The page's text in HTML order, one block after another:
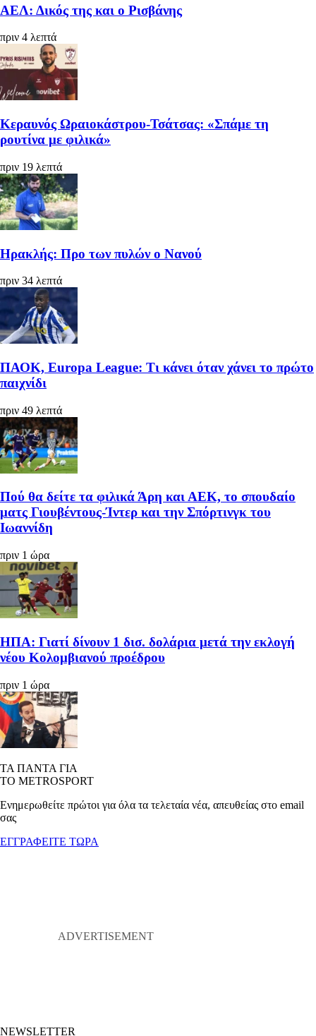
ΑΕΛ: Δικός της και ο Ρισβάνης
πριν 4 λεπτά
Κεραυνός Ωραιοκάστρου-Τσάτσας: «Σπάμε τη
ρουτίνα με φιλικά»
πριν 19 λεπτά
Ηρακλής: Προ των πυλών ο Νανού
πριν 34 λεπτά
ΠΑΟΚ, Europa League: Τι κάνει όταν χάνει το πρώτο
παιχνίδι
πριν 49 λεπτά
Πού θα δείτε τα φιλικά Άρη και ΑΕΚ, το σπουδαίο
ματς Γιουβέντους-Ίντερ και την Σπόρτινγκ του
Ιωαννίδη
πριν 1 ώρα
ΗΠΑ: Γιατί δίνουν 1 δισ. δολάρια μετά την εκλογή
νέου Κολομβιανού προέδρου
πριν 1 ώρα
ΤΑ ΠΑΝΤΑ ΓΙΑ
ΤΟ METROSPORT
Ενημερωθείτε πρώτοι για όλα τα τελεταία νέα, απευθείας στο email
σας
ΕΓΓΡΑΦΕΙΤΕ ΤΩΡΑ
NEWSLETTER